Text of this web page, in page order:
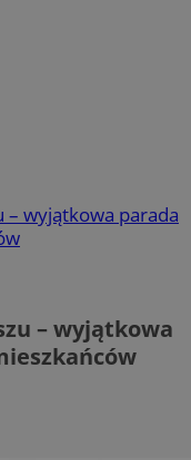
– wyjątkowa parada
– wyjątkowa